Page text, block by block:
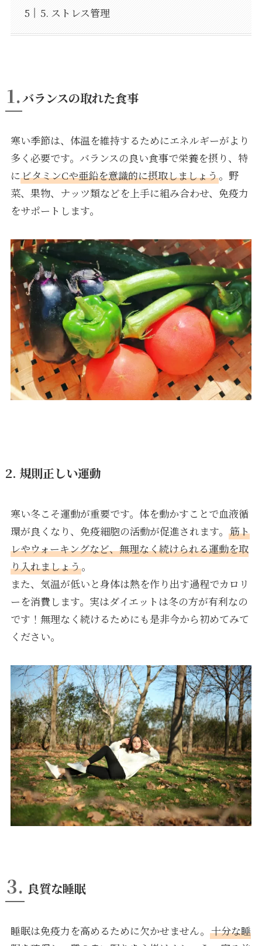
5. ストレス管理
1.バランスの取れた食事
寒い季節は、体温を維持するためにエネルギーがより
多く必要です。バランスの良い食事で栄養を摂り、特
にビタミンCや亜鉛を意識的に摂取しましょう。野
菜、果物、ナッツ類などを上手に組み合わせ、免疫力
をサポートします。
2. 規則正しい運動
寒い冬こそ運動が重要です。体を動かすことで血液循
環が良くなり、免疫細胞の活動が促進されます。 筋ト
レやウォーキングなど、無理なく続けられる運動を取
り入れましょう。
また、気温が低いと身体は熱を作り出す過程でカロリ
ーを消費します。実はダイエットは冬の方が有利なの
です！無理なく続けるためにも是非今から初めてみて
ください。
3. 良質な睡眠
睡眠は免疫力を高めるために欠かせません。 十分な睡